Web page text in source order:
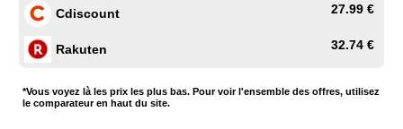
Cdiscount 27.99 €
Rakuten 32.74 €
*Vous voyez là les prix les plus bas. Pour voir l'ensemble des offres, utilisez
le comparateur en haut du site.